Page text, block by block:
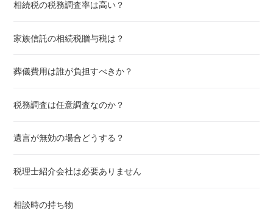
相続税の税務調査率は高い？
家族信託の相続税贈与税は？
葬儀費用は誰が負担すべきか？
税務調査は任意調査なのか？
遺言が無効の場合どうする？
税理士紹介会社は必要ありません
相談時の持ち物